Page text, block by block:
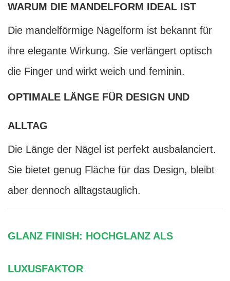
WARUM DIE MANDELFORM IDEAL IST
Die mandelförmige Nagelform ist bekannt für
ihre elegante Wirkung. Sie verlängert optisch
die Finger und wirkt weich und feminin.
OPTIMALE LÄNGE FÜR DESIGN UND
ALLTAG
Die Länge der Nägel ist perfekt ausbalanciert.
Sie bietet genug Fläche für das Design, bleibt
aber dennoch alltagstauglich.
GLANZ FINISH: HOCHGLANZ ALS
LUXUSFAKTOR